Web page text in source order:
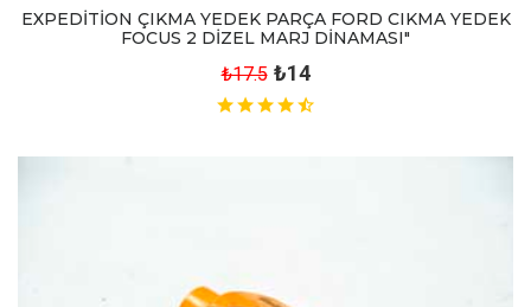
EXPEDİTİON ÇIKMA YEDEK PARÇA FORD CIKMA YEDEK
FOCUS 2 DİZEL MARJ DİNAMASI"
₺17.5 ₺14